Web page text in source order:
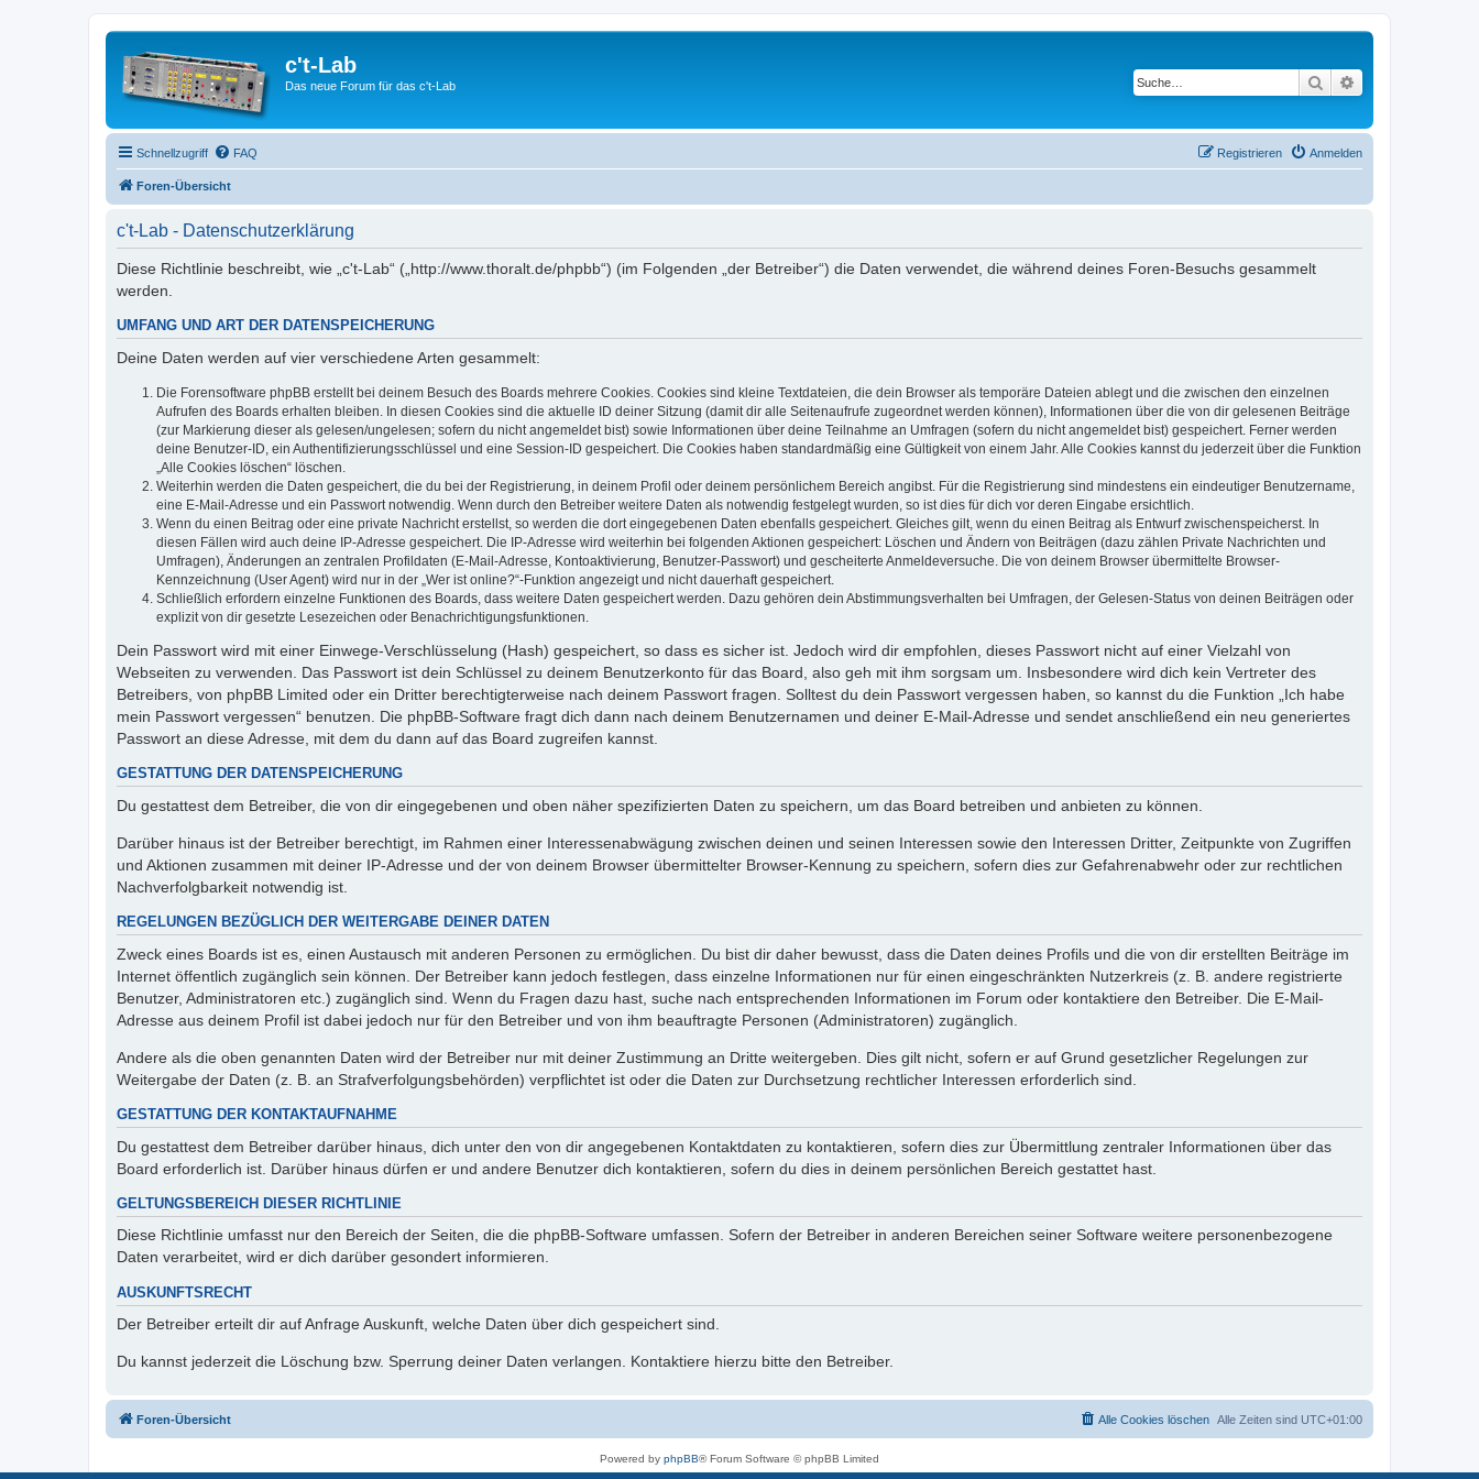
c't-Lab
Das neue Forum für das c't-Lab Suche
Schnellzugriff FAQ Anmelden
Registrieren
Foren-Übersicht
c't-Lab - Datenschutzerklärung
Diese Richtlinie beschreibt, wie „c't-Lab“ („http://www.thoralt.de/phpbb“) (im Folgenden „der Betreiber“) die Daten verwendet, die während deines Foren-Besuchs gesammelt
werden.
UMFANG UND ART DER DATENSPEICHERUNG
Deine Daten werden auf vier verschiedene Arten gesammelt:
Die Forensoftware phpBB erstellt bei deinem Besuch des Boards mehrere Cookies. Cookies sind kleine Textdateien, die dein Browser als temporäre Dateien ablegt und die zwischen den einzelnen
Aufrufen des Boards erhalten bleiben. In diesen Cookies sind die aktuelle ID deiner Sitzung (damit dir alle Seitenaufrufe zugeordnet werden können), Informationen über die von dir gelesenen Beiträge
(zur Markierung dieser als gelesen/ungelesen; sofern du nicht angemeldet bist) sowie Informationen über deine Teilnahme an Umfragen (sofern du nicht angemeldet bist) gespeichert. Ferner werden
deine Benutzer-ID, ein Authentifizierungsschlüssel und eine Session-ID gespeichert. Die Cookies haben standardmäßig eine Gültigkeit von einem Jahr. Alle Cookies kannst du jederzeit über die Funktion
„Alle Cookies löschen“ löschen.
Weiterhin werden die Daten gespeichert, die du bei der Registrierung, in deinem Profil oder deinem persönlichem Bereich angibst. Für die Registrierung sind mindestens ein eindeutiger Benutzername,
eine E-Mail-Adresse und ein Passwort notwendig. Wenn durch den Betreiber weitere Daten als notwendig festgelegt wurden, so ist dies für dich vor deren Eingabe ersichtlich.
Wenn du einen Beitrag oder eine private Nachricht erstellst, so werden die dort eingegebenen Daten ebenfalls gespeichert. Gleiches gilt, wenn du einen Beitrag als Entwurf zwischenspeicherst. In
diesen Fällen wird auch deine IP-Adresse gespeichert. Die IP-Adresse wird weiterhin bei folgenden Aktionen gespeichert: Löschen und Ändern von Beiträgen (dazu zählen Private Nachrichten und
Umfragen), Änderungen an zentralen Profildaten (E-Mail-Adresse, Kontoaktivierung, Benutzer-Passwort) und gescheiterte Anmeldeversuche. Die von deinem Browser übermittelte Browser-
Kennzeichnung (User Agent) wird nur in der „Wer ist online?“-Funktion angezeigt und nicht dauerhaft gespeichert.
Schließlich erfordern einzelne Funktionen des Boards, dass weitere Daten gespeichert werden. Dazu gehören dein Abstimmungsverhalten bei Umfragen, der Gelesen-Status von deinen Beiträgen oder
explizit von dir gesetzte Lesezeichen oder Benachrichtigungsfunktionen.
Dein Passwort wird mit einer Einwege-Verschlüsselung (Hash) gespeichert, so dass es sicher ist. Jedoch wird dir empfohlen, dieses Passwort nicht auf einer Vielzahl von
Webseiten zu verwenden. Das Passwort ist dein Schlüssel zu deinem Benutzerkonto für das Board, also geh mit ihm sorgsam um. Insbesondere wird dich kein Vertreter des
Betreibers, von phpBB Limited oder ein Dritter berechtigterweise nach deinem Passwort fragen. Solltest du dein Passwort vergessen haben, so kannst du die Funktion „Ich habe
mein Passwort vergessen“ benutzen. Die phpBB-Software fragt dich dann nach deinem Benutzernamen und deiner E-Mail-Adresse und sendet anschließend ein neu generiertes
Passwort an diese Adresse, mit dem du dann auf das Board zugreifen kannst.
GESTATTUNG DER DATENSPEICHERUNG
Du gestattest dem Betreiber, die von dir eingegebenen und oben näher spezifizierten Daten zu speichern, um das Board betreiben und anbieten zu können.
Darüber hinaus ist der Betreiber berechtigt, im Rahmen einer Interessenabwägung zwischen deinen und seinen Interessen sowie den Interessen Dritter, Zeitpunkte von Zugriffen
und Aktionen zusammen mit deiner IP-Adresse und der von deinem Browser übermittelter Browser-Kennung zu speichern, sofern dies zur Gefahrenabwehr oder zur rechtlichen
Nachverfolgbarkeit notwendig ist.
REGELUNGEN BEZÜGLICH DER WEITERGABE DEINER DATEN
Zweck eines Boards ist es, einen Austausch mit anderen Personen zu ermöglichen. Du bist dir daher bewusst, dass die Daten deines Profils und die von dir erstellten Beiträge im
Internet öffentlich zugänglich sein können. Der Betreiber kann jedoch festlegen, dass einzelne Informationen nur für einen eingeschränkten Nutzerkreis (z. B. andere registrierte
Benutzer, Administratoren etc.) zugänglich sind. Wenn du Fragen dazu hast, suche nach entsprechenden Informationen im Forum oder kontaktiere den Betreiber. Die E-Mail-
Adresse aus deinem Profil ist dabei jedoch nur für den Betreiber und von ihm beauftragte Personen (Administratoren) zugänglich.
Andere als die oben genannten Daten wird der Betreiber nur mit deiner Zustimmung an Dritte weitergeben. Dies gilt nicht, sofern er auf Grund gesetzlicher Regelungen zur
Weitergabe der Daten (z. B. an Strafverfolgungsbehörden) verpflichtet ist oder die Daten zur Durchsetzung rechtlicher Interessen erforderlich sind.
GESTATTUNG DER KONTAKTAUFNAHME
Du gestattest dem Betreiber darüber hinaus, dich unter den von dir angegebenen Kontaktdaten zu kontaktieren, sofern dies zur Übermittlung zentraler Informationen über das
Board erforderlich ist. Darüber hinaus dürfen er und andere Benutzer dich kontaktieren, sofern du dies in deinem persönlichen Bereich gestattet hast.
GELTUNGSBEREICH DIESER RICHTLINIE
Diese Richtlinie umfasst nur den Bereich der Seiten, die die phpBB-Software umfassen. Sofern der Betreiber in anderen Bereichen seiner Software weitere personenbezogene
Daten verarbeitet, wird er dich darüber gesondert informieren.
AUSKUNFTSRECHT
Der Betreiber erteilt dir auf Anfrage Auskunft, welche Daten über dich gespeichert sind.
Du kannst jederzeit die Löschung bzw. Sperrung deiner Daten verlangen. Kontaktiere hierzu bitte den Betreiber.
Foren-Übersicht Alle Zeiten sind UTC+01:00
Alle Cookies löschen
Powered by phpBB® Forum Software © phpBB Limited